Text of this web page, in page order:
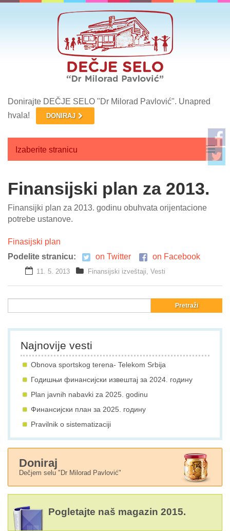
Donirajte DEČJE SELO "Dr Milorad Pavlović". Unapred
hvala!
DONIRAJ
Izaberite stranicu
O nama
Aktuelnosti
Galerija
Projekti
Language
Finansijski plan za 2013.
Finansijki plan za 2013. godinu obuhvata orijentacione
potrebe ustanove.
Finasijski plan
Podelite stranicu:
on Twitter on Facebook
11. 5. 2013 Finansijski izveštaji Vesti
Najnovije vesti
Obnova sportskog terena- Telekom Srbija
Годишњи финансијски извештај за 2024. годину
Plan javnih nabavki za 2025. godinu
Финансијски план за 2025. годину
Pravilnik o sistematizaciji
Doniraj
Dečjem selu "Dr Milorad Pavlović"
Pogletajte naš magazin 2015.